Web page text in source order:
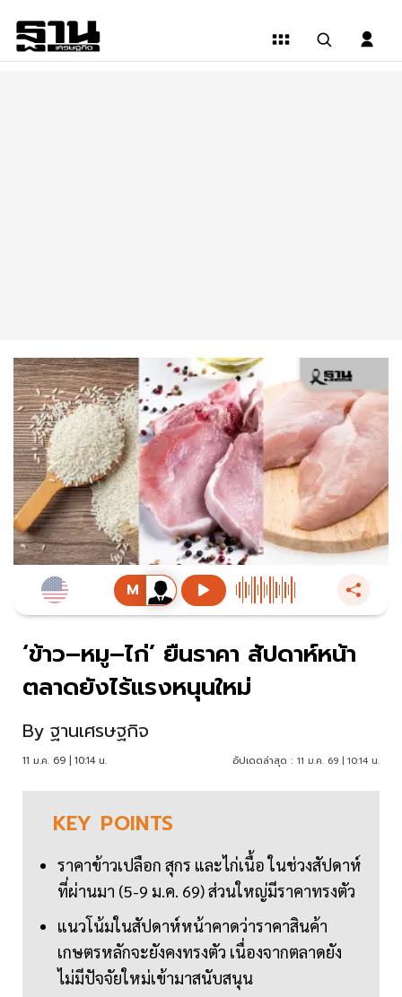
‘ข้าว–หมู–ไก่’ ยืนราคา สัปดาห์หน้า
ตลาดยังไร้แรงหนุนใหม่
By ฐานเศรษฐกิจ
11 ม.ค. 69 | 10:14 น. อัปเดตล่าสุด : 11 ม.ค. 69 | 10:14 น.
KEY POINTS
ราคาข้าวเปลือก สุกร และไก่เนื้อ ในช่วงสัปดาห์
ที่ผ่านมา (5-9 ม.ค. 69) ส่วนใหญ่มีราคาทรงตัว
แนวโน้มในสัปดาห์หน้าคาดว่าราคาสินค้า
เกษตรหลักจะยังคงทรงตัว เนื่องจากตลาดยัง
ไม่มีปัจจัยใหม่เข้ามาสนับสนุน